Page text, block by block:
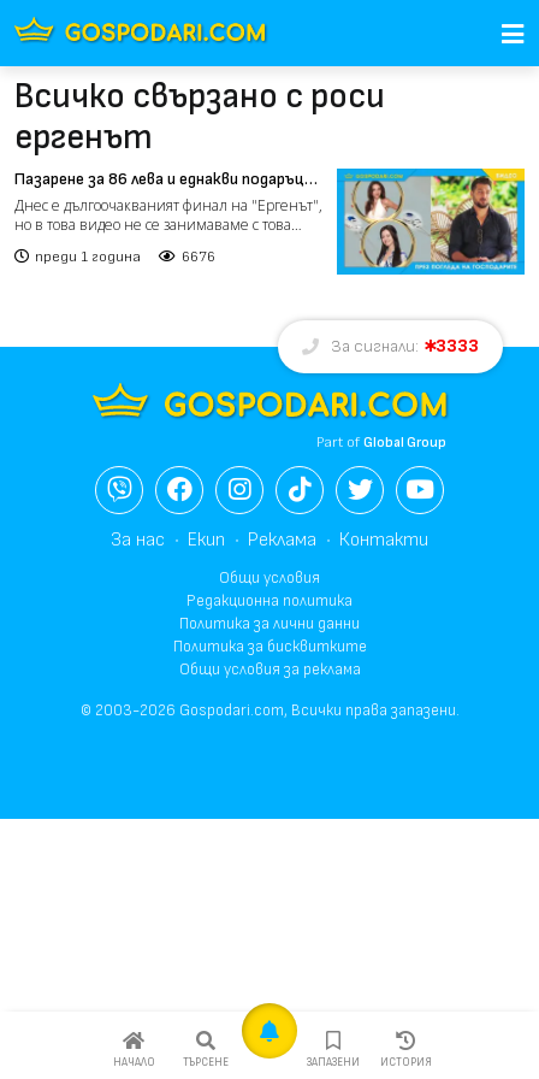
Всичко свързано с роси
ергенът
Пазарене за 86 лева и еднакви подаръци
в "Ергенът" (видео)
Днес е дългоочакваният финал на "Ергенът",
но в това видео не се занимаваме с това
преди 1 година 6676
НАЧАЛО ТЪРСЕНЕ ЗАПАЗЕНИ ИСТОРИЯ
За сигнали: 3333
Part ofGlobal Group
За нас Екип Реклама Контакти
Общи условия
Редакционна политика
Политика за лични данни
Политика за бисквитките
Общи условия за реклама
© 2003-2026 Gospodari.com, Всички права запазени.